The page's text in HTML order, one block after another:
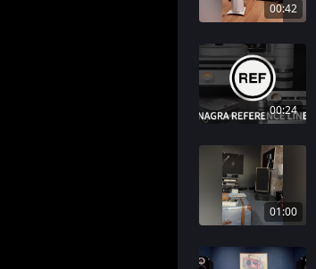
00:42
00:24
01:00